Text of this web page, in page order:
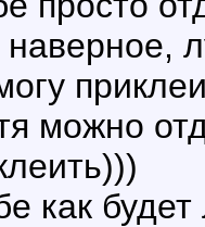
наверное,
можно
как